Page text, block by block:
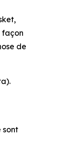
façon
de
sont